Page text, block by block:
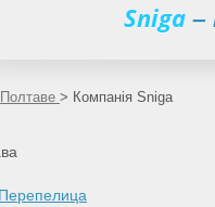
Sniga –
> Компанія Sniga